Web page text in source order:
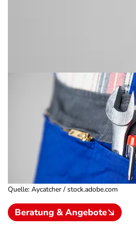
Quelle: Aycatcher / stock.adobe.com
Beratung & Angebote